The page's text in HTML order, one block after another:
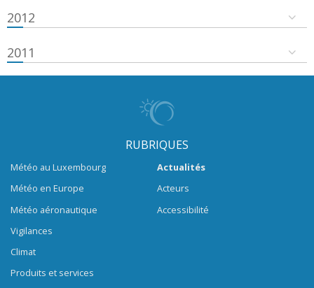
2012
2011
RUBRIQUES
Météo au Luxembourg
Météo en Europe
Météo aéronautique
Vigilances
Climat
Produits et services
Actualités
Acteurs
Accessibilité